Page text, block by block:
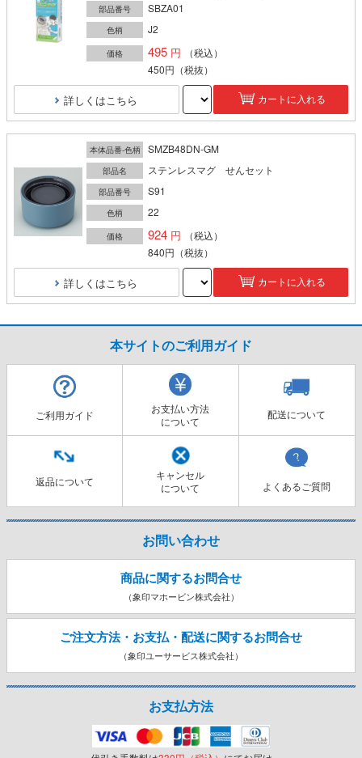
部品番号 SBZA01
色柄 J2
価格 495
（税込）
450円 （税抜）
詳しくはこちら カートに入れる
本体品番-色柄 SMZB48DN-GM
部品名 ステンレスマグ せんセット
部品番号 S91
色柄 22
価格 924
（税込）
840円 （税抜）
詳しくはこちら カートに入れる
本サイトのご利用ガイド
ご利用ガイド
お支払い方法
について
配送について
返品について
キャンセル
について
よくあるご質問
お問い合わせ
商品に関するお問合せ
（象印マホービン株式会社）
ご注文方法・お支払・配送に関するお問合せ
（象印ユーサービス株式会社）
お支払方法